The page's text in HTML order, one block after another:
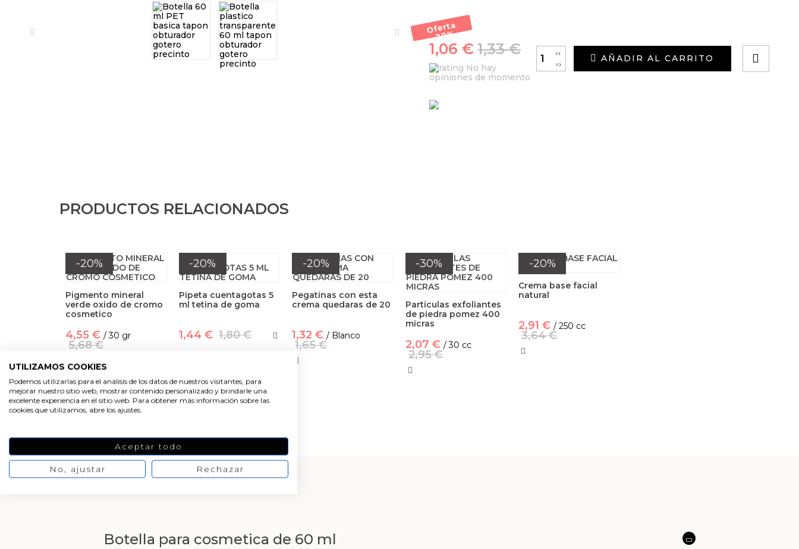
Oferta
-20
%
1,33 €
1,06 €
No hay
opiniones de momento
-
+
AÑADIR AL CARRITO
PRODUCTOS RELACIONADOS
-20%
Pigmento mineral
verde oxido de cromo
cosmetico
4,55 € / 30 gr
5,68 €
-20%
Pipeta cuentagotas 5
ml tetina de goma
1,44 € 1,80 €
-20%
Pegatinas con esta
crema quedaras de 20
1,32 € / Blanco
1,65 €
-30%
Particulas exfoliantes
de piedra pomez 400
micras
2,07 € / 30 cc
2,95 €
-20%
Crema base facial
natural
2,91 € / 250 cc
3,64 €
Botella para cosmetica de 60 ml
UTILIZAMOS COOKIES
Podemos utilizarlas para el análisis de los datos de nuestros visitantes, para
mejorar nuestro sitio web, mostrar contenido personalizado y brindarle una
excelente experiencia en el sitio web. Para obtener más información sobre las
cookies que utilizamos, abre los ajustes.
Aceptar todo
No, ajustar Rechazar